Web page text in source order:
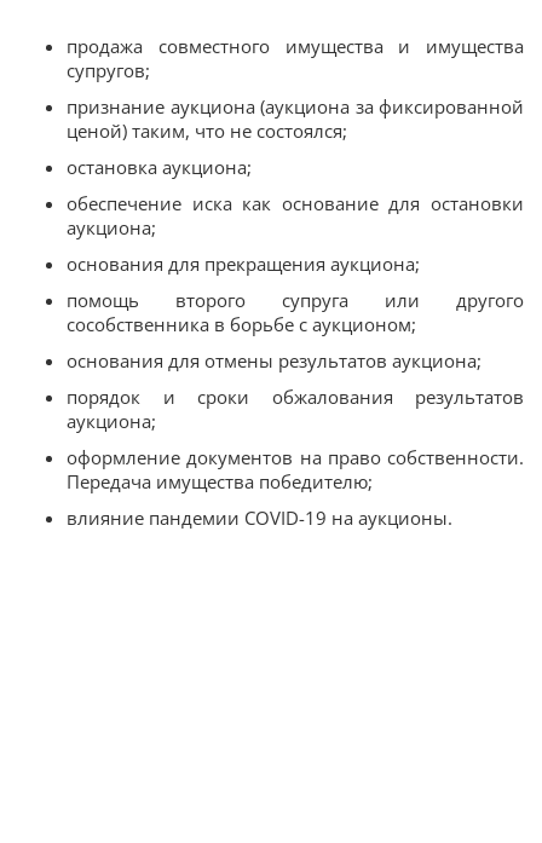
продажа совместного имущества и имущества
супругов;
признание аукциона (аукциона за фиксированной
ценой) таким, что не состоялся;
остановка аукциона;
обеспечение иска как основание для остановки
аукциона;
основания для прекращения аукциона;
помощь второго супруга или другого
сособственника в борьбе с аукционом;
основания для отмены результатов аукциона;
порядок и сроки обжалования результатов
аукциона;
оформление документов на право собственности.
Передача имущества победителю;
влияние пандемии COVID-19 на аукционы.